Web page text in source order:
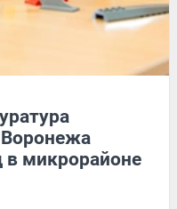
Воронежа
в микрорайоне